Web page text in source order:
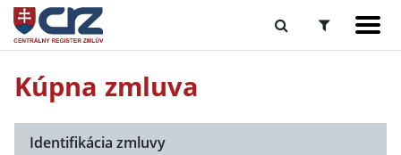
Kúpna zmluva
Identifikácia zmluvy